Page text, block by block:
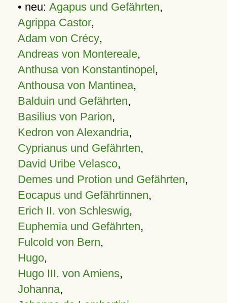
• neu: Agapus und Gefährten,
Agrippa Castor,
Adam von Crécy,
Andreas von Montereale,
Anthusa von Konstantinopel,
Anthousa von Mantinea,
Balduin und Gefährten,
Basilius von Parion,
Kedron von Alexandria,
Cyprianus und Gefährten,
David Uribe Velasco,
Demes und Protion und Gefährten,
Eocapus und Gefährtinnen,
Erich II. von Schleswig,
Euphemia und Gefährten,
Fulcold von Bern,
Hugo,
Hugo III. von Amiens,
Johanna,